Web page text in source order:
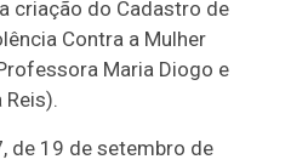
criação do Cadastro de
Contra a Mulher
Maria Diogo e
de 19 de setembro de